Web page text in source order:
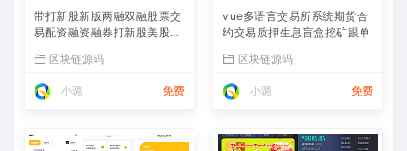
带打新股新版两融双融股票交
易配资融资融券打新股美股港
区块链源码
小璐 免费
vue多语言交易所系统期货合
约交易质押生息盲盒挖矿跟单
区块链源码
小璐 免费